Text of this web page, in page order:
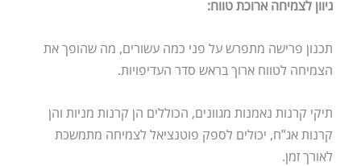
גיוון לצמיחה ארוכת טווח:
תכנון פרישה מתפרש על פני כמה עשורים, מה שהופך את
הצמיחה לטווח ארוך בראש סדר העדיפויות.
תיקי קרנות נאמנות מגוונים, הכוללים הן קרנות מניות והן
קרנות אג”ח, יכולים לספק פוטנציאל לצמיחה מתמשכת
לאורך זמן.